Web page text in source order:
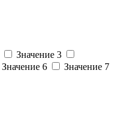
Значение 3
Значение 6
Значение 7